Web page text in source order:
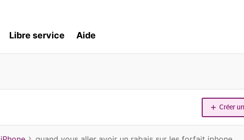
Libre service Aide
Créer